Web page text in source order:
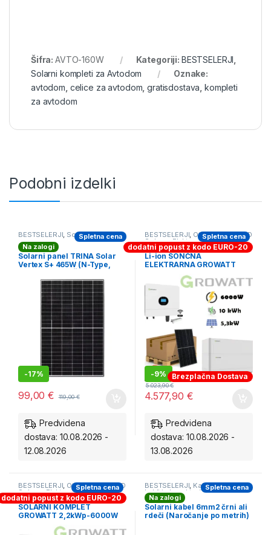
Šifra:AVTO-160W Kategoriji: BESTSELERJI
Solarni kompleti za Avtodom
Oznake:
avtodom celice za avtodom ,gratisdostava ,kompleti
za avtodom
Podobni izdelki
BESTSELERJI, Solarne celice
Na zalogi
Solarni panel TRINA Solar
Vertex S+ 465W (N-Type,
-17%
Spletna cena
99,00€ 119,00€
Predvidena
dostava: 10.08.2026 -
12.08.2026
BESTSELERJI, Otočne OFF-GRID
Solarne Elektrarne
Na zalogi
Li-ion SONČNA
ELEKTRARNA GROWATT
5,5kWp z 10kWh hranilnikom
-9%
Spletna cena
dodatni popust z kodo EURO-20
Brezplačna Dostava
4.577,90 €
5.023,90€
Predvidena
dostava: 10.08.2026 -
13.08.2026
BESTSELERJI, Otočne OFF-GRID
Solarne Elektrarne,VIKEND
solarni kompleti
Na zalogi
SOLARNI KOMPLET
GROWATT 2,2kWp-6000W
Spletna cena
dodatni popust z kodo EURO-20
BESTSELERJI, Kabli,Solarni
kabli in konektorji
Na zalogi
Solarni kabel 6mm2 črni ali
rdeči (Naročanje po metrih)
Spletna cena